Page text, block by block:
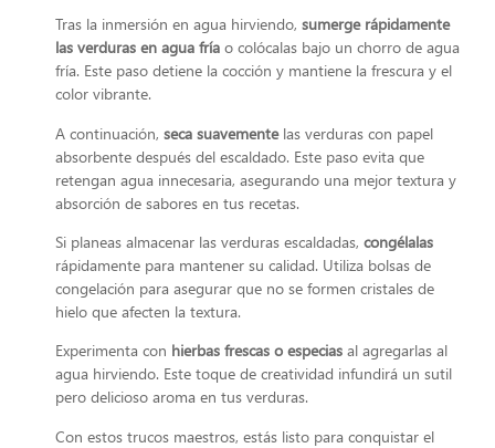
Tras la inmersión en agua hirviendo, sumerge rápidamente
las verduras en agua fría o colócalas bajo un chorro de agua
fría. Este paso detiene la cocción y mantiene la frescura y el
color vibrante.
A continuación, seca suavemente las verduras con papel
absorbente después del escaldado. Este paso evita que
retengan agua innecesaria, asegurando una mejor textura y
absorción de sabores en tus recetas.
Si planeas almacenar las verduras escaldadas, congélalas
rápidamente para mantener su calidad. Utiliza bolsas de
congelación para asegurar que no se formen cristales de
hielo que afecten la textura.
Experimenta con hierbas frescas o especias al agregarlas al
agua hirviendo. Este toque de creatividad infundirá un sutil
pero delicioso aroma en tus verduras.
Con estos trucos maestros, estás listo para conquistar el